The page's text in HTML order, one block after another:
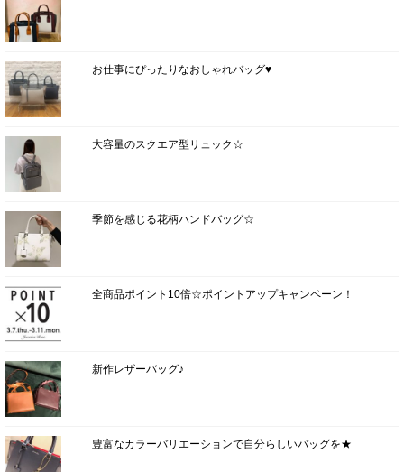
お仕事にぴったりなおしゃれバッグ♥
大容量のスクエア型リュック☆
季節を感じる花柄ハンドバッグ☆
全商品ポイント10倍☆ポイントアップキャンペーン！
新作レザーバッグ♪
豊富なカラーバリエーションで自分らしいバッグを★